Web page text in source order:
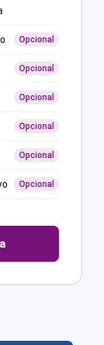
Opcional
Opcional
Opcional
Opcional
Opcional
Opcional